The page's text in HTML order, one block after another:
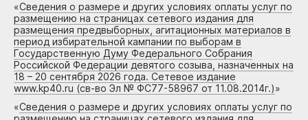
«Сведения о размере и других условиях оплаты услуг по
размещению на страницах сетевого издания для
размещения предвыборных, агитационных материалов в
период избирательной кампании по выборам в
Государственную Думу Федерального Собрания
Российской Федерации девятого созыва, назначенных на
18 – 20 сентября 2026 года. Сетевое издание
www.kp40.ru (св-во Эл № ФС77-58967 от 11.08.2014г.)»
«Сведения о размере и других условиях оплаты услуг по